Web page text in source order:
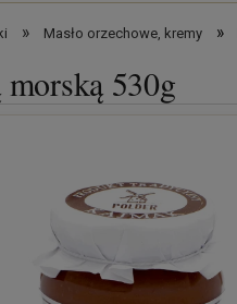
» Masło orzechowe, kremy »
530g